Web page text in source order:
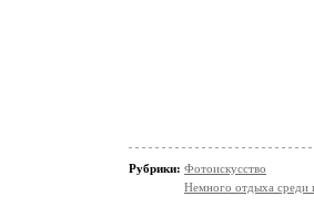
Рубрики: Фотоискусство
Немного отдыха среди